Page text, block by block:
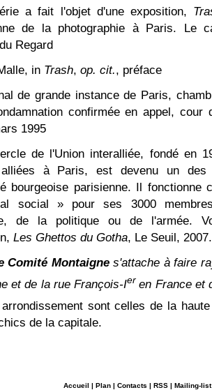
a fait l'objet d'une exposition,
de la photographie à Paris. Le
Regard
in Trash, op. cit., préface
de grande instance de Paris,
confirmée en appel, cour
1995
de l'Union interalliée, fondé en
à Paris, est devenu un
bourgeoise parisienne. Il fonctionne
social » pour ses 3000
de la politique ou de l'armée.
Les Ghettos du Gotha, Le Seuil, 2007.
Comité Montaignes'attache à faire
et de la rue François-Ier en France et
sont celles de la
de la capitale.
Accueil | Plan | Contacts | RSS | Mailing-list